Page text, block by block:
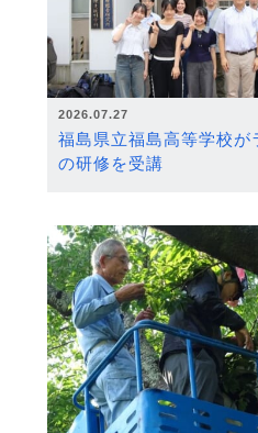
2026.07.27
福島県立福島高等学校が
の研修を受講